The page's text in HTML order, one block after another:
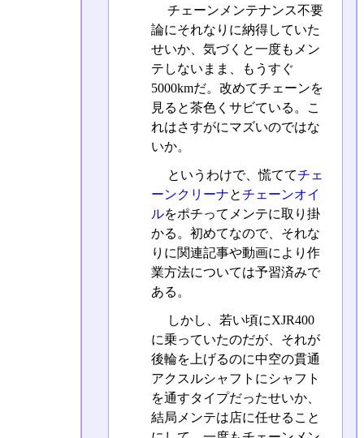
チェーンメンテナンス不要
論にそれなりに納得していた
せいか、気づくと一度もメン
テしないまま、もうすぐ
5000kmだ。改めてチェーンを
見ると茶色くサビている。こ
れはさすがにマズいのではな
いか。
というわけで、慌ててチェ
ーンクリーナとチェーンオイ
ルをポチってメンテに取り掛
かる。初めてなので、それな
りに関連記事や動画により作
業方法については予習済みで
ある。
しかし、若い頃にXJR400
に乗っていたのだが、それが
後輪を上げるのに中空の貫通
アクスルシャフトにシャフト
を通すタイプだったせいか、
結局メンテは店に任せること